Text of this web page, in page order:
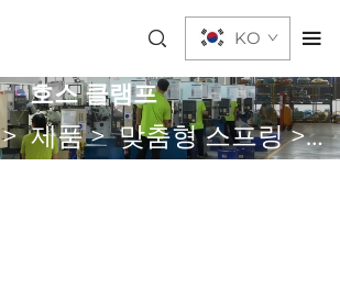
KO
호스 클램프
>제품>맞춤형 스프링>